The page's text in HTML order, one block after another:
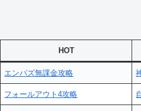
HOT
エンパズ無課金攻略
フォールアウト4攻略